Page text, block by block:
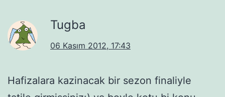
Tugba
06 Kasım 2012, 17:43
Hafizalara kazinacak bir sezon finaliyle